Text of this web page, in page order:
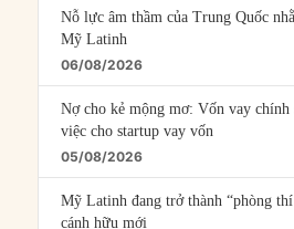
Nỗ lực âm thầm của Trung Quốc
Mỹ Latinh
06/08/2026
Nợ cho kẻ mộng mơ: Vốn vay chính
việc cho startup vay vốn
05/08/2026
Mỹ Latinh đang trở thành “phòng
cánh hữu mới